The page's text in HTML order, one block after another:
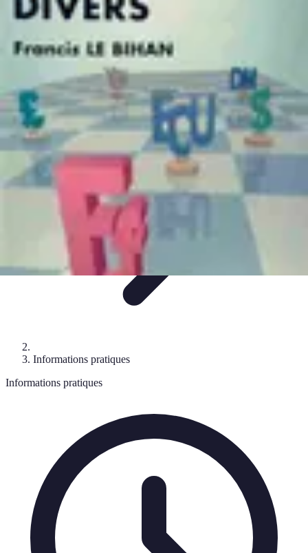
Trouver un Serrurier
Conseils pratiquesChoisir un serrurier
Trouver un Serrurier
Informations pratiques
Informations pratiques